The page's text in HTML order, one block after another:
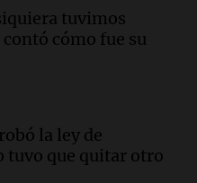
celebran a San
y salud en
una
del Kennel
tuvimos
cómo fue su
la ley de
tuvo que quitar otro